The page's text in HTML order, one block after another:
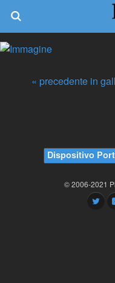
« precedente in
Dispositivo
© 2006-2021